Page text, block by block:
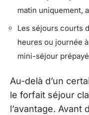
matin uniquement,
Les séjours courts
heures ou journée
mini-séjour prépayé
Au-delà d’un
le forfait séjour
l’avantage. Avant